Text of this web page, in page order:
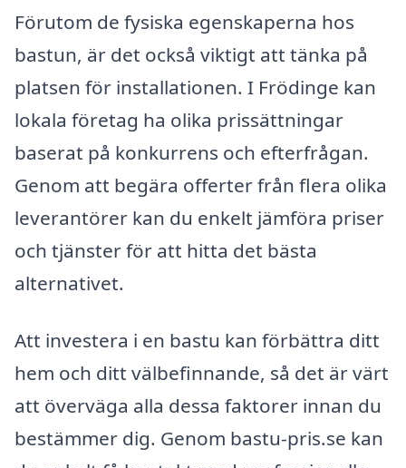
Förutom de fysiska egenskaperna hos
bastun, är det också viktigt att tänka på
platsen för installationen. I Frödinge kan
lokala företag ha olika prissättningar
baserat på konkurrens och efterfrågan.
Genom att begära offerter från flera olika
leverantörer kan du enkelt jämföra priser
och tjänster för att hitta det bästa
alternativet.
Att investera i en bastu kan förbättra ditt
hem och ditt välbefinnande, så det är värt
att överväga alla dessa faktorer innan du
bestämmer dig. Genom bastu-pris.se kan